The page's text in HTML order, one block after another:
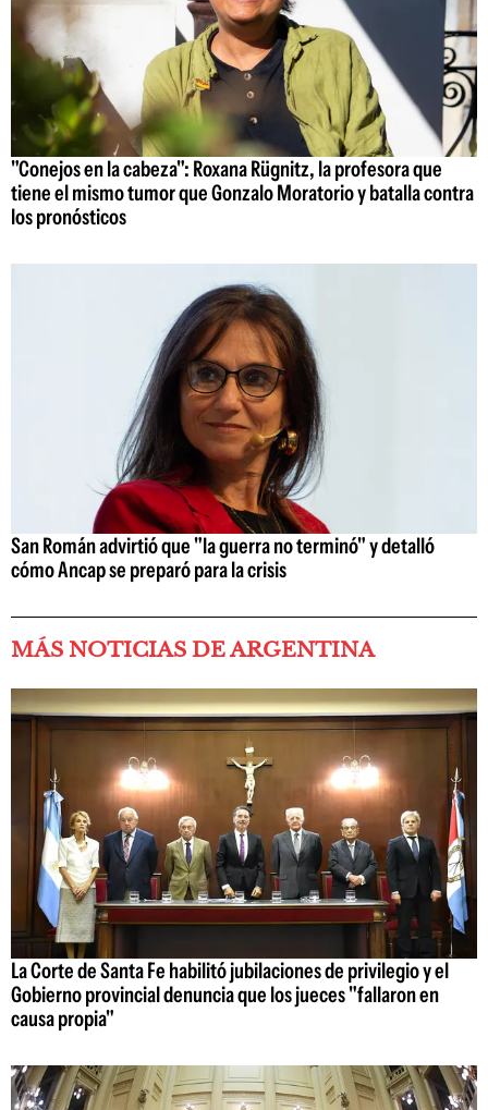
"Conejos en la cabeza": Roxana Rügnitz, la profesora que
tiene el mismo tumor que Gonzalo Moratorio y batalla contra
los pronósticos
San Román advirtió que "la guerra no terminó" y detalló
cómo Ancap se preparó para la crisis
MÁS NOTICIAS DE ARGENTINA
La Corte de Santa Fe habilitó jubilaciones de privilegio y el
Gobierno provincial denuncia que los jueces "fallaron en
causa propia"